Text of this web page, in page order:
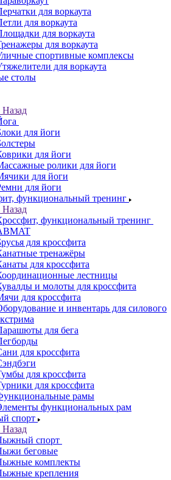
для воркаута
для воркаута
для воркаута
для воркаута
спортивные комплексы
для воркаута
столы
Назад
для йоги
для йоги
ролики для йоги
для йоги
для йоги
функциональный тренинг
Назад
функциональный тренинг
для кроссфита
тренажёры
для кроссфита
лестницы
и молоты для кроссфита
для кроссфита
и инвентарь для силового
для бега
для кроссфита
для кроссфита
для кроссфита
рамы
функциональных рам
спорт
Назад
спорт
беговые
комплекты
крепления